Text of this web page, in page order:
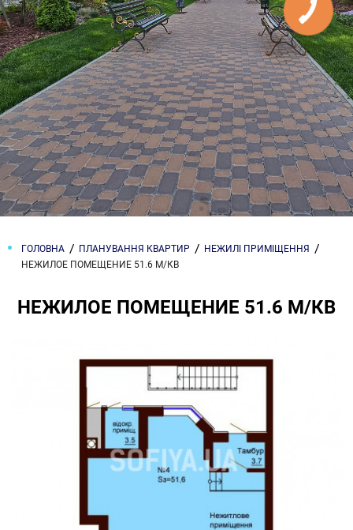
ГОЛОВНА ПЛАНУВАННЯ КВАРТИР
НЕЖИЛІ ПРИМІЩЕННЯ
НЕЖИЛОЕ ПОМЕЩЕНИЕ 51.6 М/КВ
НЕЖИЛОЕ ПОМЕЩЕНИЕ 51.6 М/КВ